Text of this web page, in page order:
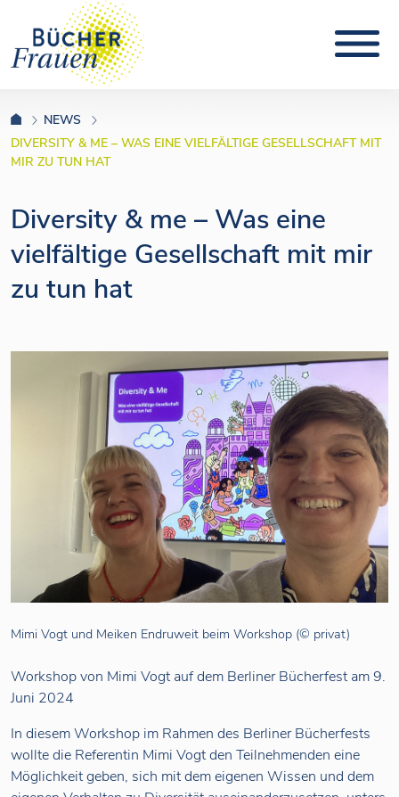
NEWS
DIVERSITY & ME – WAS EINE VIELFÄLTIGE GESELLSCHAFT MIT
MIR ZU TUN HAT
Diversity & me – Was eine
vielfältige Gesellschaft mit mir
zu tun hat
Mimi Vogt und Meiken Endruweit beim Workshop (© privat)
Workshop von Mimi Vogt auf dem Berliner Bücherfest am 9.
Juni 2024
In diesem Workshop im Rahmen des Berliner Bücherfests
wollte die Referentin Mimi Vogt den Teilnehmenden eine
Möglichkeit geben, sich mit dem eigenen Wissen und dem